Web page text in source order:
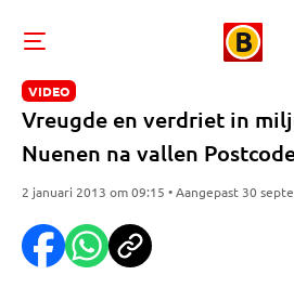
VIDEO
Vreugde en verdriet in
Nuenen na vallen
2 januari 2013 om 09:15 • Aangepast 30